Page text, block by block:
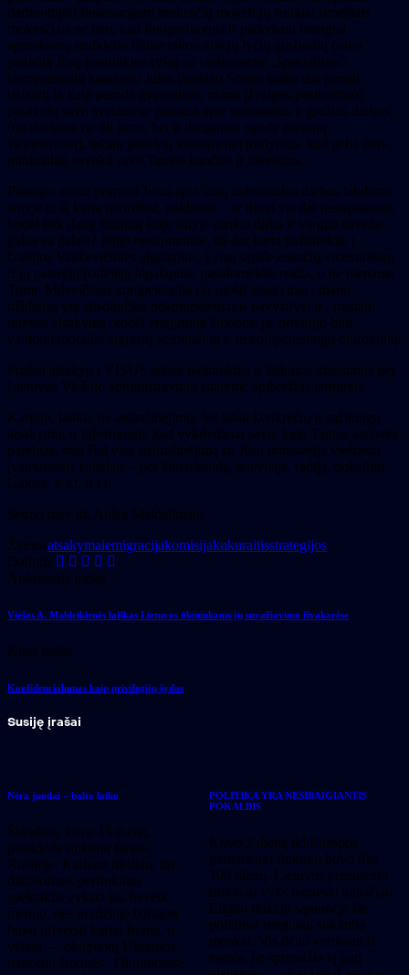
darbuotojai) finansuojami mokesčių mokėtojų sunkiai suneštais
mokesčiais ne tam, kad fotografuotųsi ir padedami brangiai
apmokamų nedidelio išsilavinimo abiejų lyčių gražuolių (savo
poziciją Jūsų pasirinktos ryšių su viešuomene „specialistės“
kompetencijų klausimu Jums išsakiau Seimo salėje dar pernai
balandį ir, kaip parodė gyvenimas, mano įžvalgos pasitvirtino)
pasakotų savo svetainėse pasakas apie nuostabius ir gražius darbus
(tai skiriame ne tik jums, bet ir daugumai sąraše minimų
viceministrų), tačiau patiektų visuomenei įrodymus, kad geba nors
minimaliai suvokti savo Tautos kančias ir lūkesčius.
Pabaigai noriu priminti Jums apie Jūsų ankstesnius darbus labdaros
srityje ir, šį kartą retoriškai, paklausti – ar tikrai vis dar nesuprantate,
kodėl tiek daug žmonių šioje šalyje sunkai dirba ir vargiai suveda
galus su galais? Jeigu nesuprantate, tai dar kartą pažiūrėkite į
Gabijos Vaitkevičiūtės algalapius, į visų sąraše esančių viceministrų
ir jų patarėjų/padėjėjų algalapius, pasidomėkite realia, o ne menama
Tomo Milevičiaus kompetencija (jo ruošti atsakymai į mano
užklausą yra absoliučios nekompetencijos pavyzdys) ir , manau,
turėsite atsakymą, kodėl emigruoja žmonės: jie privargo būti
valdomi moraliai atgrasių veidmainių ir nekompetentingų biurokratų.
Prašau atsakyti į VISUS tekste pabrauktus ir išskirtus klausimus per
Lietuvos Viešojo administravimo įstatyme apibrėžtus terminus.
Kartoju, laukiu ne atsirašinėjimų, bet labai konkrečių ir sąžiningų
atsakymų, ir informuoju, kad vykdydama savo, kaip Tautos atstovės
pareigas, nuo šiol visą susirašinėjimą su Jūsų ministerija viešinsiu
įvairiausiais kanalais – per žiniasklaidą, televiziją, radiją, pokalbių
laidose, ir t.t. ir t.t.
Seimo narė dr. Aušra Maldeikienė
Žymosatsakymaiemigracijakomisijakukuraitisstrategijos
Dalintis
Ankstesnis įrašas
Viešas A. Maldeikienės laiškas Lietuvos ūkininkams jų suvažiavimo išvakarėse
Kitas įrašas
Konfidencialumas kaip privilegijų šydas
Susiję įrašai
Nėra juodai – balto laiko
Šiandien, kovo 15 dieną,
prasideda rinkimų farsas
Rusijoje. Kalbant tiksliau, tas
diktatoriaus perrinkimo
spektaklis vyksta jau beveik
mėnuo, nes pradžioje balsuoti
buvo priversti kariai fronte, o
vėliau — okupuotų Ukrainos
teritorijų žmonės. Okupuotose
POLITIKA YRA NESIBAIGIANTIS
POKALBIS
Kovo 2 dieną iki Europos
parlamento rinkimų buvo likę
100 dienų. Lietuvos prezidento
rinkimai vyks mėnesiu anksčiau.
Eilinio rinkėjo sąmonėje šie
politiniai renginiai sukimba
menkai. Vis dėlto vertinant iš
esmės, jie sprendžia tą patį